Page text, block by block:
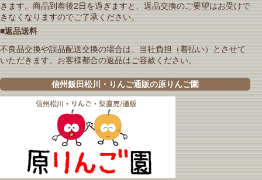
きます。商品到着後2日を過ぎますと、返品交換のご要望はお受けで
きなくなりますのでご了承ください。
■返品送料
不良品交換や誤品配送交換の場合は、当社負担（着払い）とさせて
いただきます。お客様都合の返品はご容赦ください。
信州飯田松川・りんご通販の原りんご園